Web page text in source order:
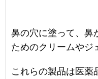
鼻の穴に塗って、鼻
ためのクリームやジ
これらの製品は医薬